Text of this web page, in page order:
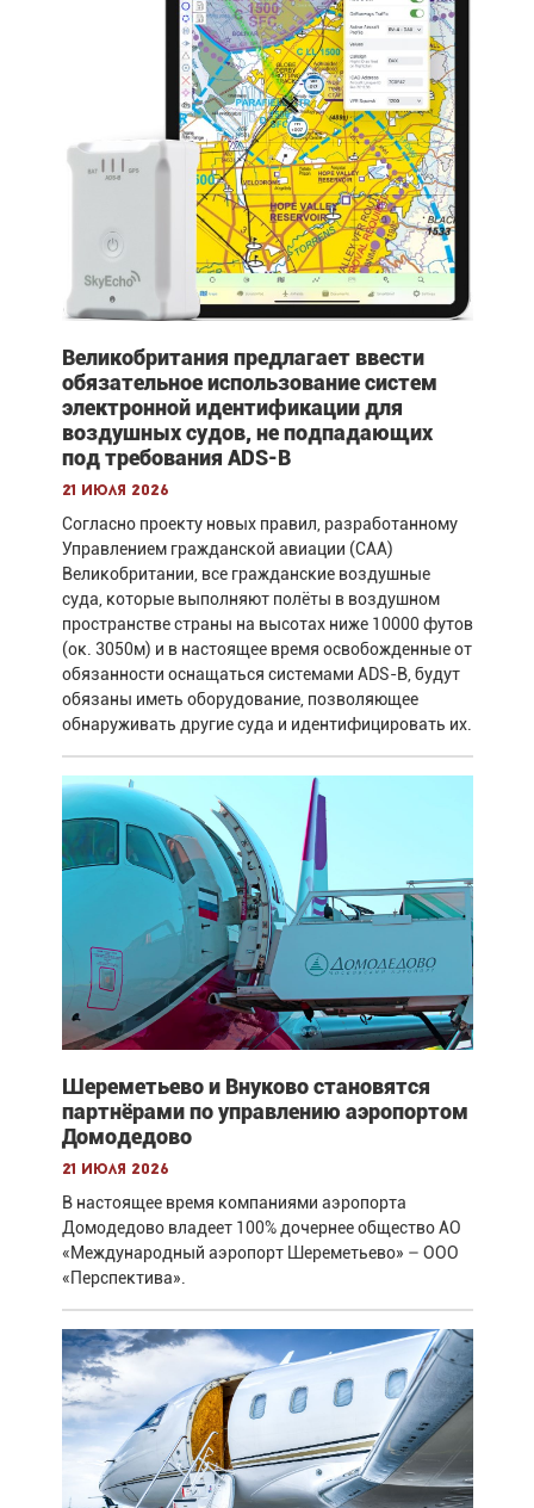
Великобритания предлагает ввести
обязательное использование систем
электронной идентификации для
воздушных судов, не подпадающих
под требования ADS-B
21 июля 2026
Согласно проекту новых правил, разработанному
Управлением гражданской авиации (CAA)
Великобритании, все гражданские воздушные
суда, которые выполняют полёты в воздушном
пространстве страны на высотах ниже 10000 футов
(ок. 3050м) и в настоящее время освобожденные от
обязанности оснащаться системами ADS-B, будут
обязаны иметь оборудование, позволяющее
обнаруживать другие суда и идентифицировать их.
Шереметьево и Внуково становятся
партнёрами по управлению аэропортом
Домодедово
21 июля 2026
В настоящее время компаниями аэропорта
Домодедово владеет 100% дочернее общество АО
«Международный аэропорт Шереметьево» – ООО
«Перспектива».